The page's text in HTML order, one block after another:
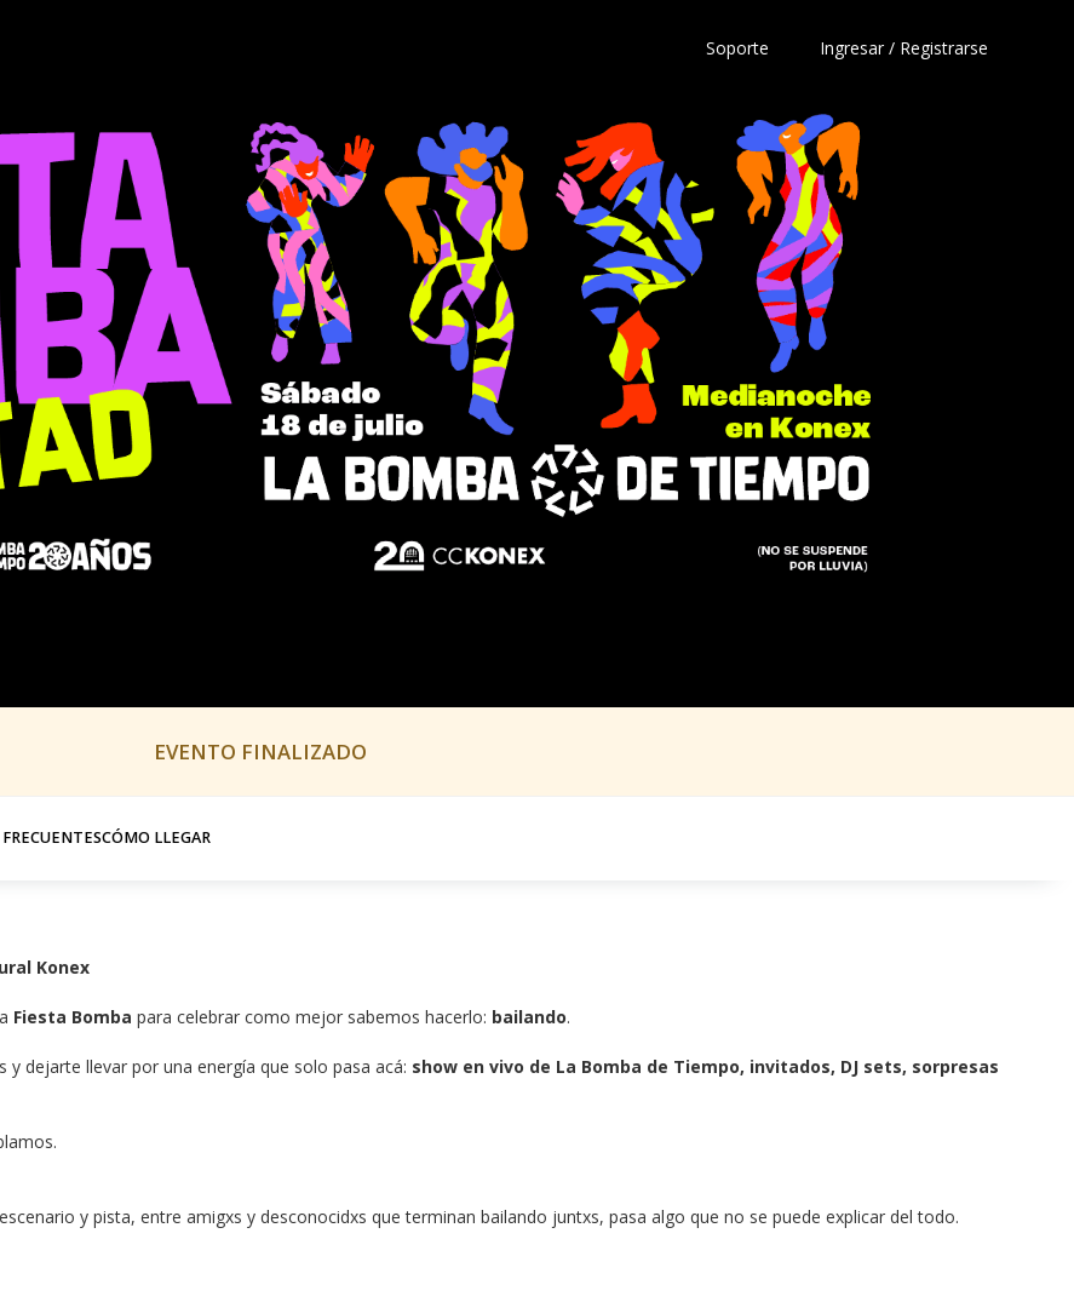
Soporte Ingresar / Registrarse
EVENTO FINALIZADO
CÓMO LLEGAR
Konex
Fiesta Bomba para celebrar como mejor sabemos hacerlo: bailando.
dejarte llevar por una energía que solo pasa acá: show en vivo de La Bomba de Tiempo, invitados, DJ sets, sorpresas
y pista, entre amigxs y desconocidxs que terminan bailando juntxs, pasa algo que no se puede explicar del todo.